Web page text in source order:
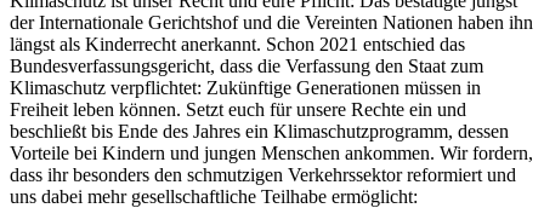
der Internationale Gerichtshof und die Vereinten Nationen haben ihn
längst als Kinderrecht anerkannt. Schon 2021 entschied das
Bundesverfassungsgericht, dass die Verfassung den Staat zum
Klimaschutz verpflichtet: Zukünftige Generationen müssen in
Freiheit leben können. Setzt euch für unsere Rechte ein und
beschließt bis Ende des Jahres ein Klimaschutzprogramm, dessen
Vorteile bei Kindern und jungen Menschen ankommen. Wir fordern,
dass ihr besonders den schmutzigen Verkehrssektor reformiert und
uns dabei mehr gesellschaftliche Teilhabe ermöglicht: